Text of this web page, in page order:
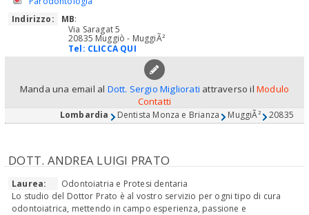
Indirizzo:
MB:
Via Saragat 5
20835 Muggiò - MuggiÃ²
Tel: CLICCA QUI
Manda una email al Dott. Sergio Migliorati attraverso ilModulo
Contatti
Lombardia Dentista Monza e Brianza MuggiÃ² 20835
DOTT. ANDREA LUIGI PRATO
Laurea:
Odontoiatria e Protesi dentaria
Lo studio del Dottor Prato è al vostro servizio per ogni tipo di cura
odontoiatrica, mettendo in campo esperienza, passione e